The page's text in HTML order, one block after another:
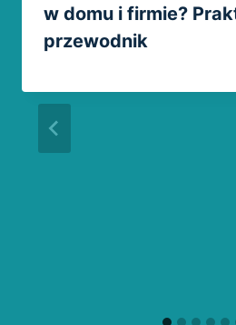
w domu i firmie?
przewodnik